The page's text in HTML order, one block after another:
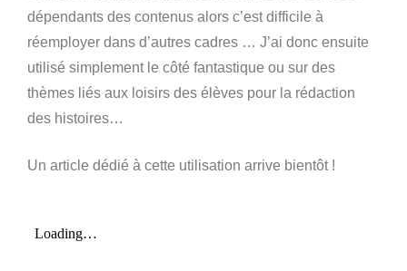
dépendants des contenus alors c’est difficile à
réemployer dans d’autres cadres … J’ai donc ensuite
utilisé simplement le côté fantastique ou sur des
thèmes liés aux loisirs des élèves pour la rédaction
des histoires…
Un article dédié à cette utilisation arrive bientôt !